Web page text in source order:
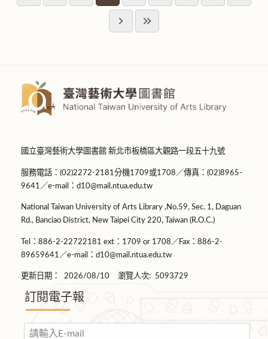
國立臺灣藝術大學圖書館 新北市板橋區大觀路一段五十九號
服務電話：(02)2272-2181分機1709或1708／傳真：(02)8965-
9641／e-mail：d10@mail.ntua.edu.tw
National Taiwan University of Arts Library ,No.59, Sec. 1, Daguan
Rd., Banciao District, New Taipei City 220, Taiwan (R.O.C.)
Tel：886-2-22722181 ext：1709 or 1708／Fax：886-2-
89659641／e-mail：d10@mail.ntua.edu.tw
更新日期： 2026/08/10 瀏覽人次: 5093729
訂閱電子報